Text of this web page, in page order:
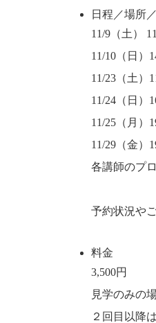
日程／場所
11/9（土）
11/10（日）
11/23（土）
11/24（日）
11/25（月）
11/29（金）
各講師のプ
予約状況や
料金
3,500円
見学のみの
２回目以降